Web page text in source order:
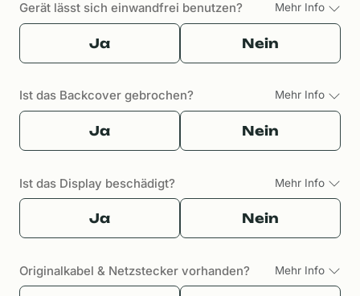
Gerät lässt sich einwandfrei benutzen? Mehr Info
Ja Nein
Ist das Backcover gebrochen? Mehr Info
Ja Nein
Ist das Display beschädigt? Mehr Info
Ja Nein
Originalkabel & Netzstecker vorhanden? Mehr Info